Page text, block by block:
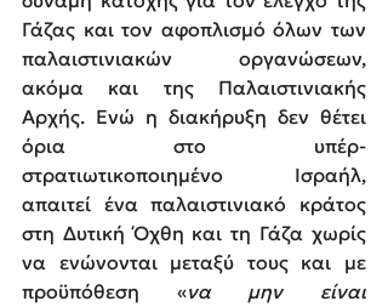
Γάζας και τον αφοπλισμό όλων των
παλαιστινιακών οργανώσεων,
ακόμα και της Παλαιστινιακής
Αρχής. Ενώ η διακήρυξη δεν θέτει
όρια στo υπέρ-
στρατιωτικοποιημένo Ισραήλ,
απαιτεί ένα παλαιστινιακό κράτος
στη Δυτική Όχθη και τη Γάζα χωρίς
να ενώνονται μεταξύ τους και με
προϋπόθεση «να μην είναι